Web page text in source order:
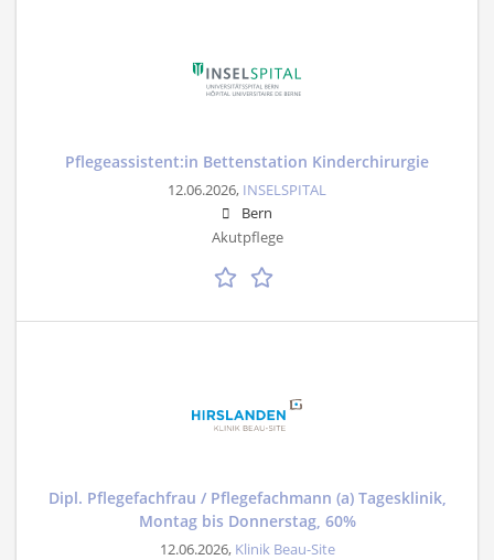
Pflegeassistent:in Bettenstation Kinderchirurgie
12.06.2026, INSELSPITAL
Bern
Akutpflege
Dipl. Pflegefachfrau / Pflegefachmann (a) Tagesklinik,
Montag bis Donnerstag, 60%
12.06.2026, Klinik Beau-Site